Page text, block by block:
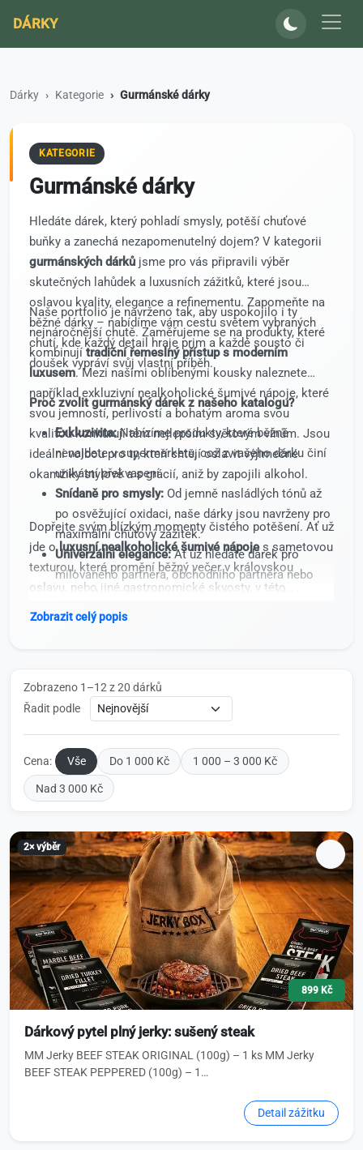
DÁRKY
Dárky Kategorie Gurmánské dárky
KATEGORIE
Gurmánské dárky
Hledáte dárek, který pohladí smysly, potěší chuťové
buňky a zanechá nezapomenutelný dojem? V kategorii
gurmánských dárků jsme pro vás připravili výběr
skutečných lahůdek a luxusních zážitků, které jsou
oslavou kvality, elegance a refinementu. Zapomeňte na
běžné dárky – nabídíme vám cestu světem vybraných
chutí, kde každý detail hraje prim a každé sousto či
doušek vypráví svůj vlastní příběh.
Naše portfolio je navrženo tak, aby uspokojilo i ty
nejnáročnější chutě. Zaměřujeme se na produkty, které
kombinují tradiční řemeslný přístup s moderním
luxusem. Mezi našimi oblíbenými kousky naleznete
například exkluzivní nealkoholické šumivé nápoje, které
svou jemností, perlivostí a bohatým aroma svou
kvalitou konkurují těm nejlepším světovým vínům. Jsou
ideální volbou pro ty, kteří chtějí oslavit výjimečné
okamžiky stylově a s grácií, aniž by zapojili alkohol.
Proč zvolit gurmánský dárek z našeho katalogu?
Exkluzivita:Nabízíme produkty, které běžně
nenajdete v supermarketu, což z vašeho dárku činí
unikátní překvapení.
Snídaně pro smysly: Od jemně nasládlých tónů až
po osvěžující oxidaci, naše dárky jsou navrženy pro
maximální chuťový zážitek.
Univerzální elegance:Ať už hledáte dárek pro
milovaného partnera, obchodního partnera nebo
symbolem vkusu a pozornosti.
Dopřejte svým blízkým momenty čistého potěšení. Ať už
jde o luxusní nealkoholické šumivé nápojes sametovou
texturou, které promění běžný večer v královskou
oslavu, nebo jiné gastronomické skvosty, v této
kategorii najdete vše, co potřebujete k vyjádření své
vděčnosti a lásky skrze jazyk chutí. Vyberte si dárek,
Zobrazit celý popis
Zobrazeno 1–12 z 20 dárků
Řadit podle
Cena: Vše Do 1 000 Kč 1 000 – 3 000 Kč
Nad 3 000 Kč
2× výběr
899 Kč
Dárkový pytel plný jerky: sušený steak
MM Jerky BEEF STEAK ORIGINAL (100g) – 1 ks MM Jerky
BEEF STEAK PEPPERED (100g) – 1…
Detail zážitku